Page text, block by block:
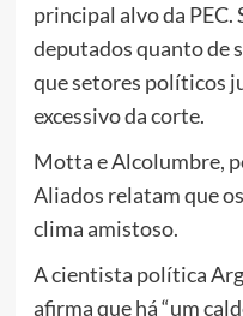
principal alvo da PEC.
deputados quanto de
que setores políticos
excessivo da corte.
Motta e Alcolumbre,
Aliados relatam que
clima amistoso.
A cientista política
afirma que há “um